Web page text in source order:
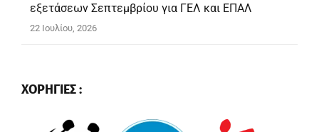
εξετάσεων Σεπτεμβρίου για ΓΕΛ και ΕΠΑΛ
22 Ιουλίου, 2026
ΧΟΡΗΓΙΕΣ :